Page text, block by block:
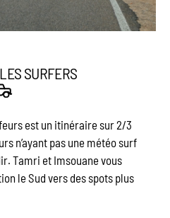
SURFERS
est un itinéraire sur 2/3
n’ayant pas une météo surf
Tamri et Imsouane vous
le Sud vers des spots plus